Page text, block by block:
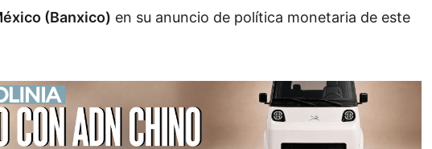
(Banxico) en su anuncio de política monetaria de este